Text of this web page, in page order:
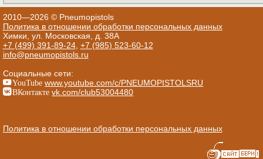
2010—2026 © Pneumopistols
Политика в отношении обработки персональных данных
Химки, ул. Московская, д. 38А
+7 (499) 391-89-24, +7 (985) 523-60-12
info@pneumopistols.ru
Социальные сети:
YouTube www.youtube.com/c/PNEUMOPISTOLSRU
ВКонтакте vk.com/club53004480
Политика в отношении обработки персональных данных